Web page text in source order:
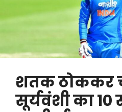
शतक ठोककर
सूर्यवंशी का